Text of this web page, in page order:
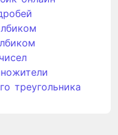
треугольника